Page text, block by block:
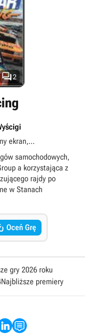
2
ekran,
samochodowych,
a korzystająca z
rajdy po
w Stanach
Oceń Grę
gry 2026 roku
Najbliższe premiery